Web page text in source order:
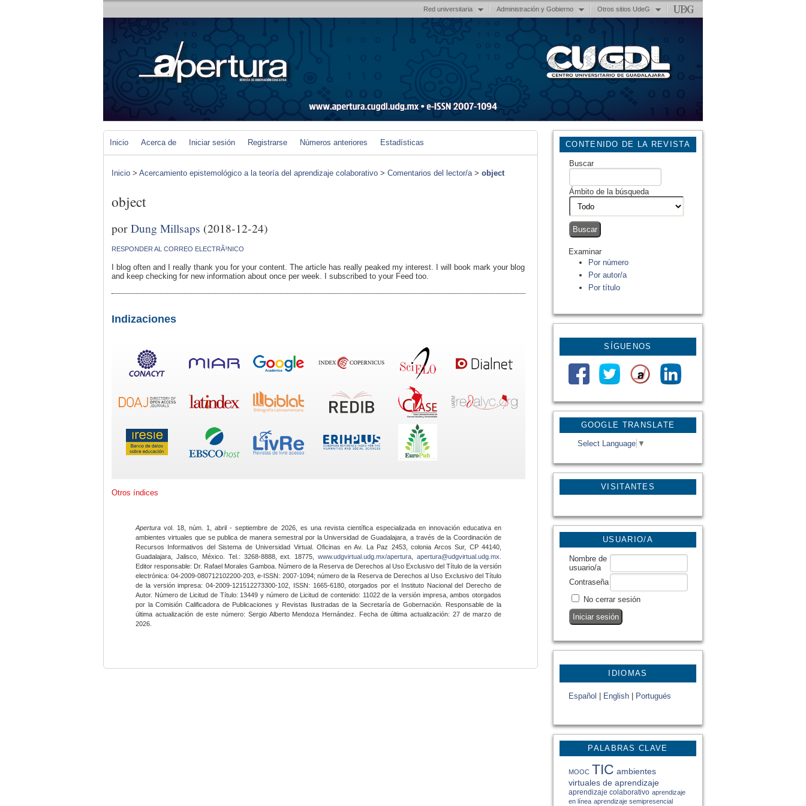
Red universitaria Administración y Gobierno Otros sitios UdeG
GOOGLE TRANSLATE
Select Language ▼
VISITANTES
CONTENIDO DE LA REVISTA
Buscar
Ámbito de la búsqueda
Examinar
Por número
Por autor/a
Por título
SÍGUENOS
USUARIO/A
Nombre de
usuario/a
Contraseña
No cerrar sesión
IDIOMAS
Español English Portugués
PALABRAS CLAVE
MOOC TIC ambientes
virtuales de aprendizaje
aprendizaje colaborativo aprendizaje
en línea aprendizaje semipresencial
Inicio Acerca de Iniciar sesión Registrarse Números anteriores Estadísticas
Inicio > Acercamiento epistemológico a la teoría del aprendizaje colaborativo > Comentarios del lector/a> object
object
porDung Millsaps (2018-12-24)
RESPONDER AL CORREO ELECTRÃ³NICO
I blog often and I really thank you for your content. The article has really peaked my interest. I will book mark your blog
and keep checking for new information about once per week. I subscribed to your Feed too.
Indizaciones
Otros índices
Apertura vol. 18, núm. 1, abril - septiembre de 2026, es una revista científica especializada en innovación educativa en
ambientes virtuales que se publica de manera semestral por la Universidad de Guadalajara, a través de la Coordinación de
Recursos Informativos del Sistema de Universidad Virtual. Oficinas en Av. La Paz 2453, colonia Arcos Sur, CP 44140,
Guadalajara, Jalisco, México. Tel.: 3268-8888, ext. 18775,www.udgvirtual.udg.mx/apertura apertura@udgvirtual.udg.mx
Editor responsable: Dr. Rafael Morales Gamboa. Número de la Reserva de Derechos al Uso Exclusivo del Título de la versión
electrónica: 04-2009-080712102200-203, e-ISSN: 2007-1094; número de la Reserva de Derechos al Uso Exclusivo del Título
de la versión impresa: 04-2009-121512273300-102, ISSN: 1665-6180, otorgados por el Instituto Nacional del Derecho de
Autor. Número de Licitud de Título: 13449 y número de Licitud de contenido: 11022 de la versión impresa, ambos otorgados
por la Comisión Calificadora de Publicaciones y Revistas Ilustradas de la Secretaría de Gobernación. Responsable de la
última actualización de este número: Sergio Alberto Mendoza Hernández. Fecha de última actualización: 27 de marzo de
2026.